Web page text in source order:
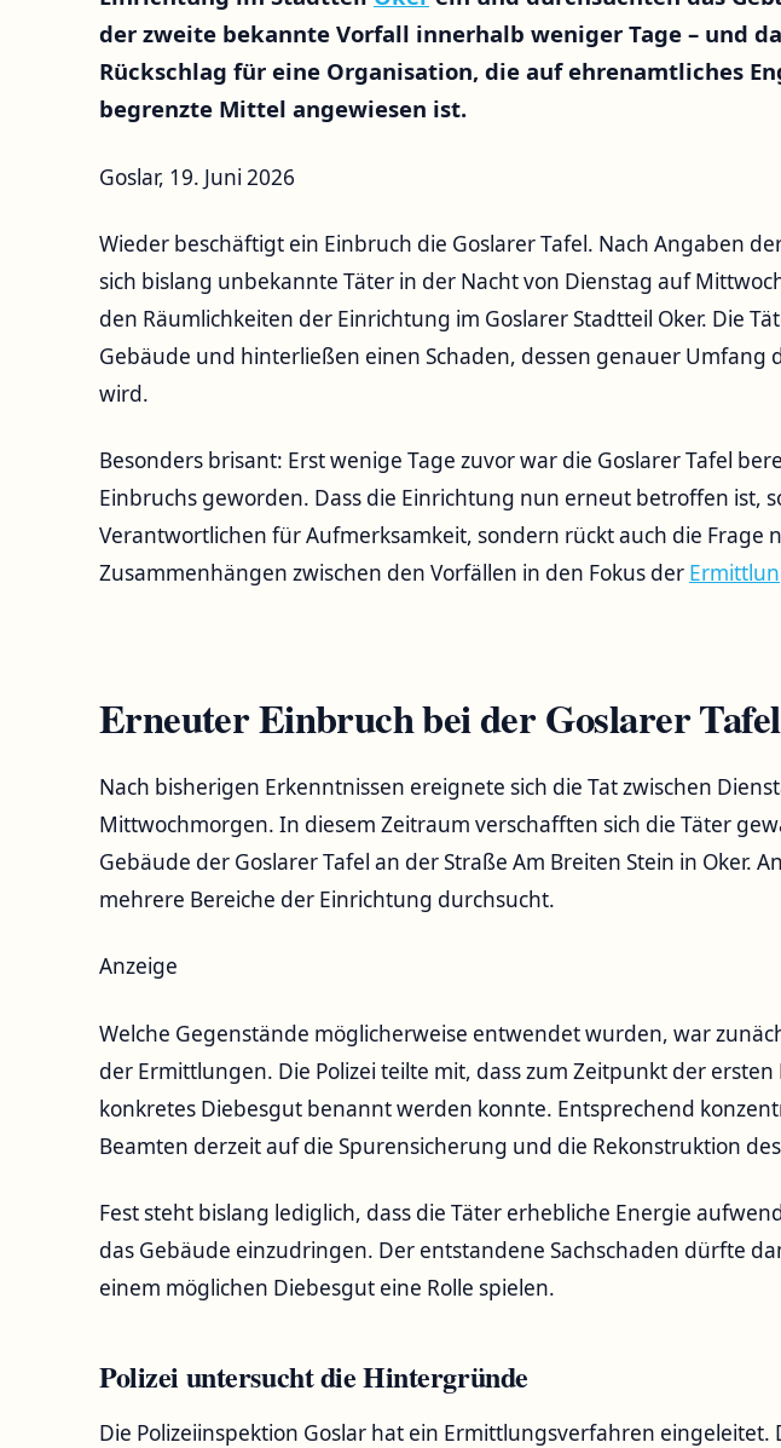
der zweite bekannte Vorfall innerhalb weniger Tage – und
Rückschlag für eine Organisation, die auf ehrenamtliches
begrenzte Mittel angewiesen ist.
Goslar, 19. Juni 2026
Wieder beschäftigt ein Einbruch die Goslarer Tafel. Nach Angaben
sich bislang unbekannte Täter in der Nacht von Dienstag auf
den Räumlichkeiten der Einrichtung im Goslarer Stadtteil Oker. Die
Gebäude und hinterließen einen Schaden, dessen genauer Umfang
wird.
Besonders brisant: Erst wenige Tage zuvor war die Goslarer Tafel
Einbruchs geworden. Dass die Einrichtung nun erneut betroffen ist,
Verantwortlichen für Aufmerksamkeit, sondern rückt auch die Frage
Zusammenhängen zwischen den Vorfällen in den Fokus der
Erneuter Einbruch bei der Goslarer Tafel
Nach bisherigen Erkenntnissen ereignete sich die Tat zwischen
Mittwochmorgen. In diesem Zeitraum verschafften sich die Täter
Gebäude der Goslarer Tafel an der Straße Am Breiten Stein in Oker.
mehrere Bereiche der Einrichtung durchsucht.
Anzeige
Welche Gegenstände möglicherweise entwendet wurden, war
der Ermittlungen. Die Polizei teilte mit, dass zum Zeitpunkt der
konkretes Diebesgut benannt werden konnte. Entsprechend
Beamten derzeit auf die Spurensicherung und die Rekonstruktion
Fest steht bislang lediglich, dass die Täter erhebliche Energie
das Gebäude einzudringen. Der entstandene Sachschaden dürfte
einem möglichen Diebesgut eine Rolle spielen.
Polizei untersucht die Hintergründe
Die Polizeiinspektion Goslar hat ein Ermittlungsverfahren eingeleitet.